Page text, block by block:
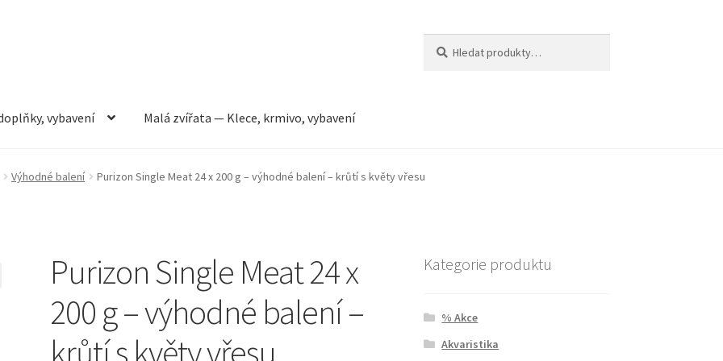
vybavení Malá zvířata — Klece, krmivo, vybavení
vybavení Můj účet Obchod PokladnaVše pro kočky
Výhodné balení Purizon Single Meat 24 x 200 g – výhodné balení – krůtí s květy vřesu
Purizon Single Meat 24 x
200 g – výhodné balení –
krůtí s květy vřesu
Kategorie produktu
% Akce
Akvaristika